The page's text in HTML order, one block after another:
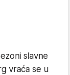
slavne
vraća se u